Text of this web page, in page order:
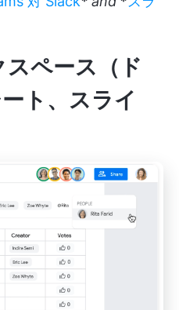
ペース（ド
ト、スライ